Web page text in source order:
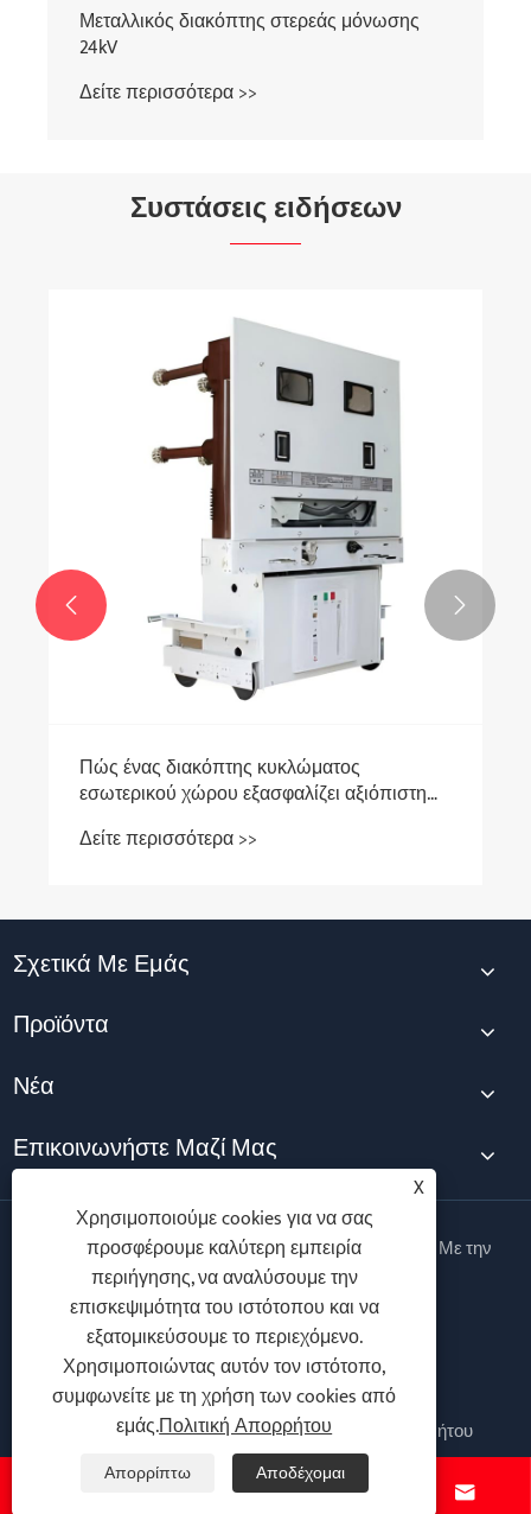
Μεταλλικός διακόπτης στερεάς μόνωσης
24kV
Δείτε περισσότερα >>
Συστάσεις ειδήσεων
Πώς ένας διακόπτης κυκλώματος
εσωτερικού χώρου εξασφαλίζει αξιόπιστη
Δείτε περισσότερα >>
 
Σχετικά Με Εμάς
Προϊόντα
Νέα
Επικοινωνήστε Μαζί Μας
Πνευματικά δικαιώματα © 2026 Taili Electric Co., Ltd. Με την
επιφύλαξη παντός δικαιώματος.
Follow Us
Sitemap RSS XML Πολιτική Απορρήτου
 
X
Χρησιμοποιούμε cookies για να σας
προσφέρουμε καλύτερη εμπειρία
περιήγησης, να αναλύσουμε την
επισκεψιμότητα του ιστότοπου και να
εξατομικεύσουμε το περιεχόμενο.
Χρησιμοποιώντας αυτόν τον ιστότοπο,
συμφωνείτε με τη χρήση των cookies από
εμάς.Πολιτική Απορρήτου
Απορρίπτω Αποδέχομαι